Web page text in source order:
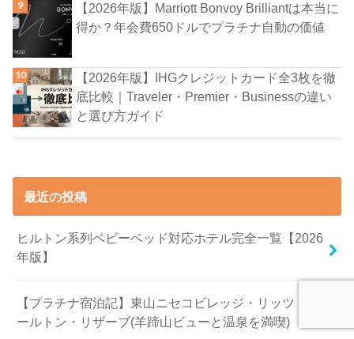
【2026年版】Marriott Bonvoy Brilliantは本当に
得か？年会費650ドルでプラチナ自動の価値
【2026年版】IHGクレジットカード全3枚を徹
底比較｜Traveler・Premier・Businessの違い
と選び方ガイド
最近の投稿
ヒルトン系列ベビーベッド対応ホテル完全一覧【2026
年版】
【プラチナ宿泊記】東山ニセコビレッジ・リッツ・カ
ールトン・リザーブ(羊蹄山ビューと温泉を満喫)